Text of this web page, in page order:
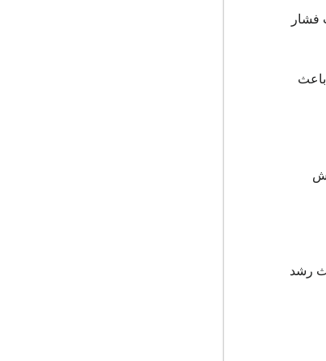
است، که ممکن است فشار
باعث
رشد